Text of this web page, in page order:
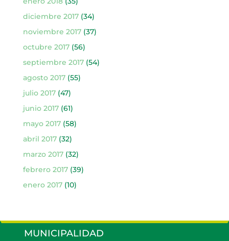
diciembre 2017(34)
noviembre 2017(37)
octubre 2017(56)
septiembre 2017(54)
agosto 2017(55)
julio 2017(47)
junio 2017(61)
mayo 2017(58)
abril 2017(32)
marzo 2017(32)
febrero 2017(39)
enero 2017(10)
MUNICIPALIDAD